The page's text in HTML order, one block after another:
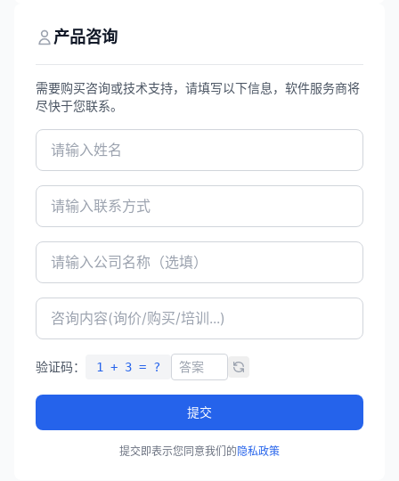
应用权限安全，实现随时随地安全办公。
产品咨询
需要购买咨询或技术支持，请填写以下信息，软件服务商将
尽快于您联系。
验证码： 1 + 3 = ?
提交
提交即表示您同意我们的隐私政策